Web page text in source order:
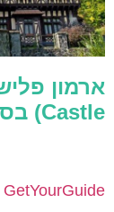
Castle) בסינאיה (Sinaia)
GetYourGuide